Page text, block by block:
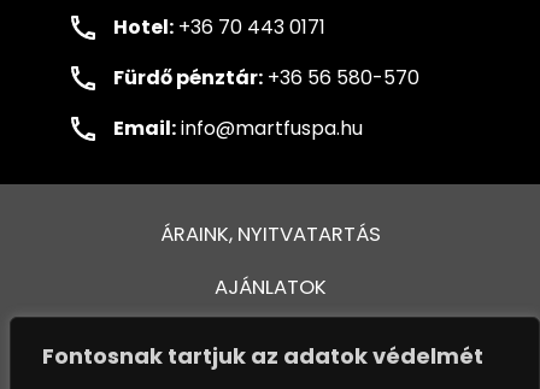
Fontosnak tartjuk az adatok védelmét
Hotel: +36 70 443 0171
Fürdő pénztár: +36 56 580-570
Email:info@martfuspa.hu
ÁRAINK, NYITVATARTÁS
AJÁNLATOK